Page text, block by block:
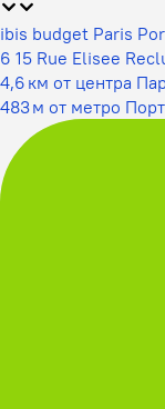
ibis budget Paris
6 15 Rue Elisee
4,6 км от центра
483 м от метро